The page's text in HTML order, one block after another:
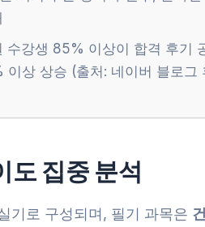
수강생 85% 이상이 합격 후기
이상 상승 (출처: 네이버 블로그
도 집중 분석
기로 구성되며, 필기 과목은